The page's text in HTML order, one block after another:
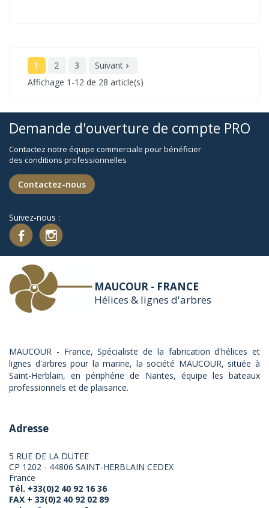
1 2 3 Suivant 
Affichage 1-12 de 28 article(s)
Demande d'ouverture de compte PRO
Contactez notre équipe commerciale pour bénéficier
des conditions professionnelles
Contactez-nous
Suivez-nous :
MAUCOUR - FRANCE
Hélices & lignes d'arbres
MAUCOUR - France, Spécialiste de la fabrication d'hélices et
lignes d'arbres pour la marine, la société MAUCOUR, située à
Saint-Herblain, en périphérie de Nantes, équipe les bateaux
professionnels et de plaisance.
Adresse
5 RUE DE LA DUTEE
CP 1202 - 44806 SAINT-HERBLAIN CEDEX
France
Tél. +33(0)2 40 92 16 36
FAX + 33(0)2 40 92 02 89